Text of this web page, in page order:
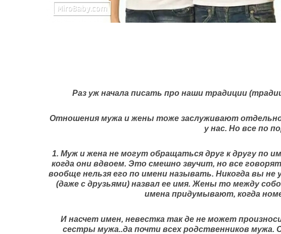
Раз уж начала писать про наши традиции
Отношения мужа и жены тоже заслуживают
у нас. Но все по
1. Муж и жена не могут обращаться друг к другу по
когда они вдвоем. Это смешно звучит, но все
вообще нельзя его по имени называть. Никогда вы
(даже с друзьями) назвал ее имя. Жены то между
имена придумывают, когда
И насчет имен, невестка так де не может
сестры мужа..да почти всех родственников